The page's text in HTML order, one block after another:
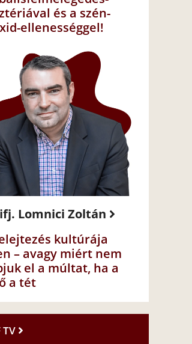
és a szén-
ellenességgel!
ifj. Lomnici Zoltán
kultúrája
– avagy miért nem
el a múltat, ha a
a tét
TV